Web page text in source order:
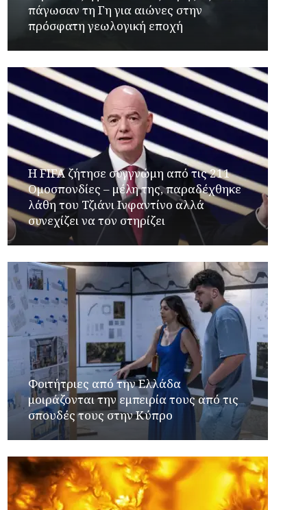
πάγωσαν τη Γη για αιώνες στην
πρόσφατη γεωλογική εποχή
Η FIFA ζήτησε συγγνώμη από τις 211
Ομοσπονδίες – μέλη της, παραδέχθηκε
λάθη του Τζιάνι Ινφαντίνο αλλά
συνεχίζει να τον στηρίζει
Φοιτήτριες από την Ελλάδα
μοιράζονται την εμπειρία τους από τις
σπουδές τους στην Κύπρο